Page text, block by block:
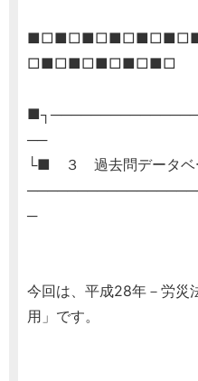
□■□■□■□■□■□
──
└■ ３ 過去問データベ
─
今回は、平成28年－労災
用」です。